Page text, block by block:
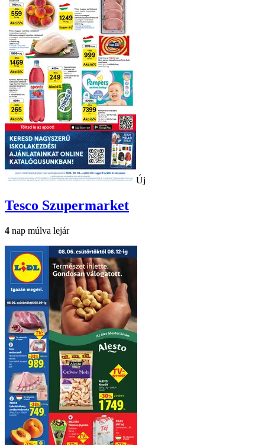
Új
Tesco Szupermarket
4 nap múlva lejár